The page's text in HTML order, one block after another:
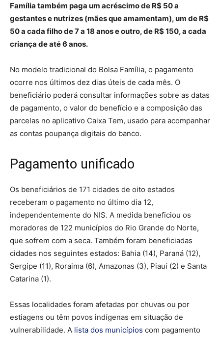
Família também paga um acréscimo de R$ 50 a
gestantes e nutrizes (mães que amamentam), um de R$
50 a cada filho de 7 a 18 anos e outro, de R$ 150, a cada
criança de até 6 anos.
No modelo tradicional do Bolsa Família, o pagamento
ocorre nos últimos dez dias úteis de cada mês. O
beneficiário poderá consultar informações sobre as datas
de pagamento, o valor do benefício e a composição das
parcelas no aplicativo Caixa Tem, usado para acompanhar
as contas poupança digitais do banco.
Pagamento unificado
Os beneficiários de 171 cidades de oito estados
receberam o pagamento no último dia 12,
independentemente do NIS. A medida beneficiou os
moradores de 122 municípios do Rio Grande do Norte,
que sofrem com a seca. Também foram beneficiadas
cidades nos seguintes estados: Bahia (14), Paraná (12),
Sergipe (11), Roraima (6), Amazonas (3), Piauí (2) e Santa
Catarina (1).
Essas localidades foram afetadas por chuvas ou por
estiagens ou têm povos indígenas em situação de
vulnerabilidade. A lista dos municípios com pagamento